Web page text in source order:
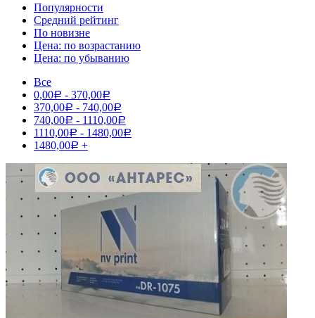
Популярности
Средний рейтинг
По новизне
Цена: по возрастанию
Цена: по убыванию
Все
0,00Р - 370,00Р
370,00Р - 740,00Р
740,00Р - 1110,00Р
1110,00Р - 1480,00Р
1480,00Р +